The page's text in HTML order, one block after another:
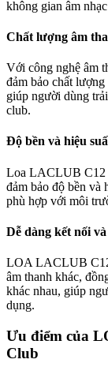
không gian âm
Chất lượng âm
Với công nghệ âm
đảm bảo chất
giúp người dùng
club.
Độ bền và hiệu
Loa LACLUB C12
đảm bảo độ bền và
phù hợp với môi
Dễ dàng kết nối
LOA LACLUB C12
âm thanh khác,
khác nhau, giúp
dụng.
Ưu điểm của
Club